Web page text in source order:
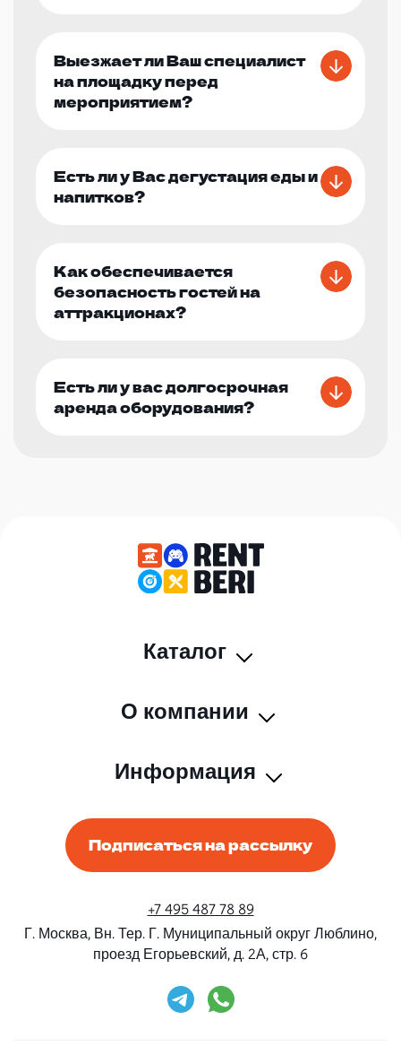
Выезжает ли Ваш специалист
на площадку перед
мероприятием?
Есть ли у Вас дегустация еды и
напитков?
Как обеспечивается
безопасность гостей на
аттракционах?
Есть ли у вас долгосрочная
аренда оборудования?
Каталог
О компании
Информация
Подписаться на рассылку
+7 495 487 78 89
Г. Москва, Вн. Тер. Г. Муниципальный округ Люблино,
проезд Егорьевский, д. 2А, стр. 6